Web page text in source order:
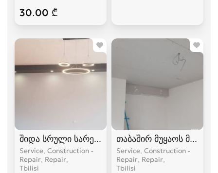
30.00 ₾
შიდა სრული სარემონტო მომსახურება
Service, Construction -
Repair, Repair
Tbilisi
თაბაშირ მუყაოს
Service, Construction -
Repair, Repair
Tbilisi